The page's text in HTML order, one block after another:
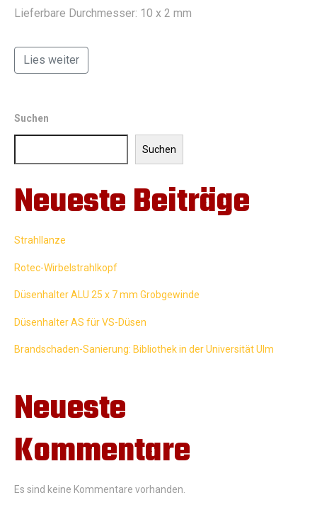
Lieferbare Durchmesser: 10 x 2 mm
Lies weiter
Suchen
Suchen
Neueste Beiträge
Strahllanze
Rotec-Wirbelstrahlkopf
Düsenhalter ALU 25 x 7 mm Grobgewinde
Düsenhalter AS für VS-Düsen
Brandschaden-Sanierung: Bibliothek in der Universität Ulm
Neueste
Kommentare
Es sind keine Kommentare vorhanden.